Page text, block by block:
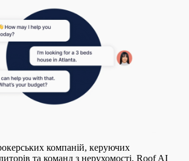
компаній, керуючих
та команд з нерухомості, Roof AI